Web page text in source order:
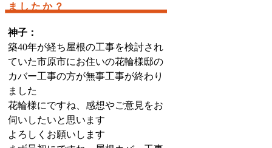
ましたか？
神子：
築40年が経ち屋根の工事を検討され
ていた市原市にお住いの花輪様邸の
カバー工事の方が無事工事が終わり
ました
花輪様にですね、感想やご意見をお
伺いしたいと思います
よろしくお願いします